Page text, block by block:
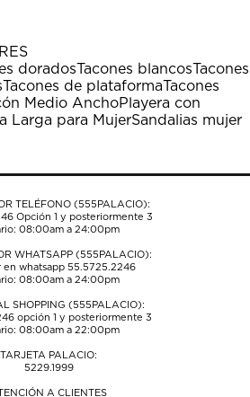
doradosTacones blancosTacones
Tacones de plataformaTacones
Medio AnchoPlayera con
Larga para MujerSandalias mujer
TELÉFONO (555PALACIO):
Opción 1 y posteriormente 3
08:00am a 24:00pm
WHATSAPP (555PALACIO):
en whatsapp 55.5725.2246
08:00am a 24:00pm
SHOPPING (555PALACIO):
opción 1 y posteriormente 3
08:00am a 22:00pm
TARJETA PALACIO:
5229.1999
A CLIENTES